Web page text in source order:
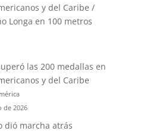
y del Caribe /
Longa en 100 metros
las 200 medallas en
y del Caribe
de 2026
dió marcha atrás